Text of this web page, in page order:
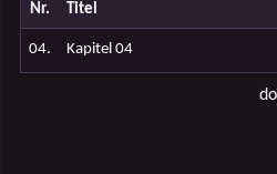
Nr. Titel
04. Kapitel 04